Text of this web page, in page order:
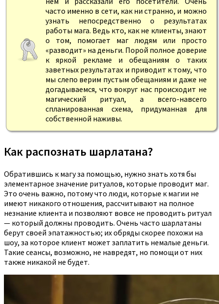
часто именно в сети, как ни странно, и можно
узнать непосредственно о результатах
работы мага. Ведь кто, как не клиенты, знают
о том, помогает маг людям или просто
«разводит» на деньги. Порой полное доверие
к яркой рекламе и обещаниям о таких
заветных результатах и приводит к тому, что
мы слепо верим пустым обещаниям и даже не
догадываемся, что вокруг нас происходит не
магический ритуал, а всего-навсего
спланированная схема, придуманная для
собственной наживы.
Как распознать шарлатана?
Обратившись к магу за помощью, нужно знать хотя бы
элементарное значение ритуалов, которые проводит маг.
Это очень важно, потому что люди, которые к магии не
имеют никакого отношения, рассчитывают на полное
незнание клиента и позволяют вовсе не проводить ритуал
— который должны проводить. Очень часто шарлатаны
берут своей эпатажностью; их обряды скорее похожи на
шоу, за которое клиент может заплатить немалые деньги.
Такие сеансы, возможно, не навредят, но помощи от них
также никакой не будет.